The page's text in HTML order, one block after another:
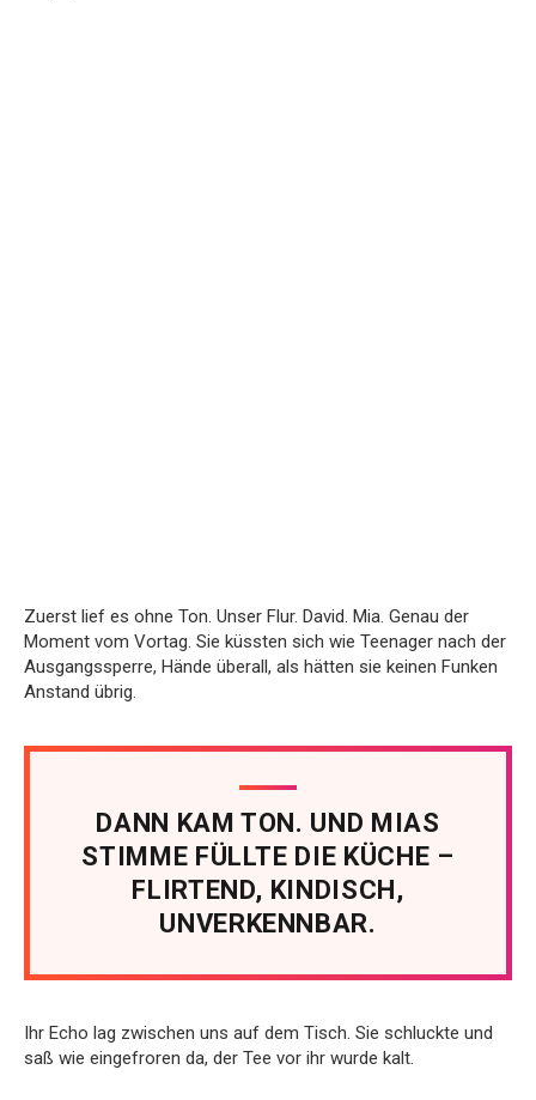
Zuerst lief es ohne Ton. Unser Flur. David. Mia. Genau der
Moment vom Vortag. Sie küssten sich wie Teenager nach der
Ausgangssperre, Hände überall, als hätten sie keinen Funken
Anstand übrig.
DANN KAM TON. UND MIAS
STIMME FÜLLTE DIE KÜCHE –
FLIRTEND, KINDISCH,
UNVERKENNBAR.
Ihr Echo lag zwischen uns auf dem Tisch. Sie schluckte und
saß wie eingefroren da, der Tee vor ihr wurde kalt.